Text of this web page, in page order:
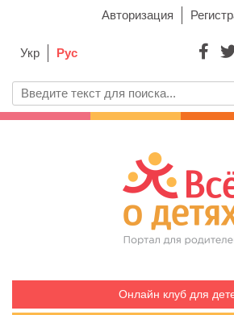
Авторизация
Укр Рус
Онлайн клуб для